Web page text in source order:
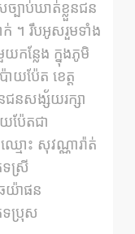
បាប់ឃាត់ខ្លួនជន
។ រឹបអូសរួមទាំង
ន្លែង ក្នុងភូមិ
យប៉ែត ខេត្ត
នសង្ស័យរក្សា
ប៉ែតជា
ោះ សុវណ្ណារ៉ាត់
ស្រី
យ៉ាផន
ប្រុស